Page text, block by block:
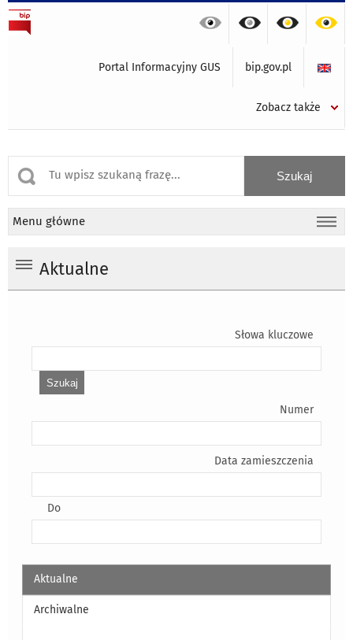
Portal Informacyjny GUS bip.gov.pl
Zobacz także
Menu główne
Aktualne
Słowa kluczowe
Numer
Data zamieszczenia
Do
Aktualne
Archiwalne